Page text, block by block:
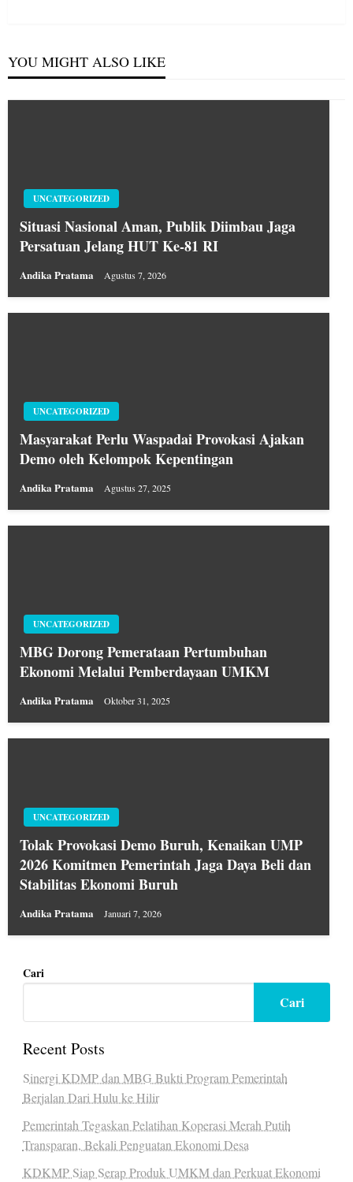
YOU MIGHT ALSO LIKE
UNCATEGORIZED
Situasi Nasional Aman, Publik Diimbau Jaga
Persatuan Jelang HUT Ke-81 RI
Andika Pratama Agustus 7, 2026
UNCATEGORIZED
Masyarakat Perlu Waspadai Provokasi Ajakan
Demo oleh Kelompok Kepentingan
Andika Pratama Agustus 27, 2025
UNCATEGORIZED
MBG Dorong Pemerataan Pertumbuhan
Ekonomi Melalui Pemberdayaan UMKM
Andika Pratama Oktober 31, 2025
UNCATEGORIZED
Tolak Provokasi Demo Buruh, Kenaikan UMP
2026 Komitmen Pemerintah Jaga Daya Beli dan
Stabilitas Ekonomi Buruh
Andika Pratama Januari 7, 2026
Cari
Cari
Recent Posts
Sinergi KDMP dan MBG Bukti Program Pemerintah
Berjalan Dari Hulu ke Hilir
Pemerintah Tegaskan Pelatihan Koperasi Merah Putih
Transparan, Bekali Penguatan Ekonomi Desa
KDKMP Siap Serap Produk UMKM dan Perkuat Ekonomi